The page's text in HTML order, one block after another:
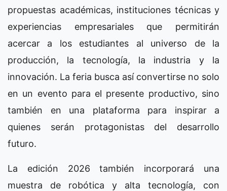
propuestas académicas, instituciones técnicas y
experiencias empresariales que permitirán
acercar a los estudiantes al universo de la
producción, la tecnología, la industria y la
innovación. La feria busca así convertirse no solo
en un evento para el presente productivo, sino
también en una plataforma para inspirar a
quienes serán protagonistas del desarrollo
futuro.
La edición 2026 también incorporará una
muestra de robótica y alta tecnología, con